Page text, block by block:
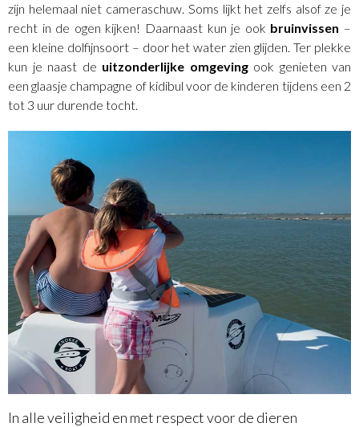
zijn helemaal niet cameraschuw. Soms lijkt het zelfs alsof ze je
recht in de ogen kijken! Daarnaast kun je ook bruinvissen –
een kleine dolfijnsoort – door het water zien glijden. Ter plekke
kun je naast de uitzonderlijke omgevingook genieten van
een glaasje champagne of kidibul voor de kinderen tijdens een 2
tot 3 uur durende tocht.
In alle veiligheid en met respect voor de dieren